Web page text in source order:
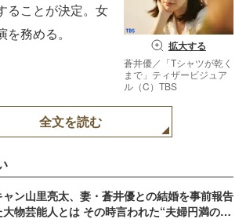
拡大する
蒼井優／「Tシャツが乾く
まで」ティザービジュア
ル（C）TBS
ることが決定。女
を務める。
全文を読む
ャン山里亮太、妻・蒼井優との結婚を事前報告
大物芸能人とは その時言われた“夫婦円満の教